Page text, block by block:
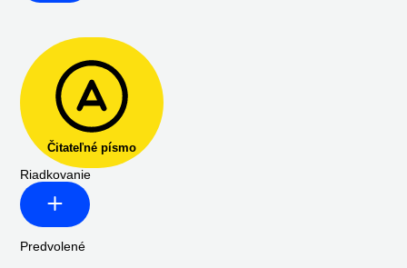
Čitateľné písmo
Riadkovanie
Predvolené